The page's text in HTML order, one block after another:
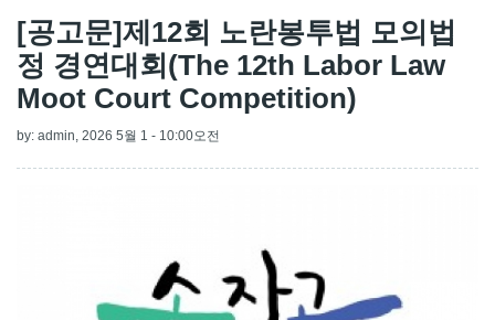
[공고문]제12회 노란봉투법 모의법
정 경연대회(The 12th Labor Law
Moot Court Competition)
by: admin, 2026 5월 1 - 10:00오전